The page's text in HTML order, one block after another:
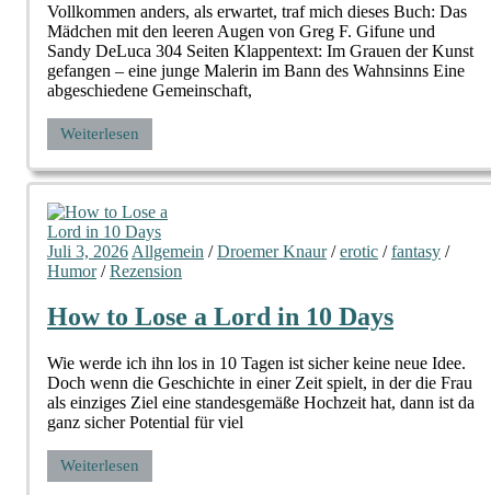
Vollkommen anders, als erwartet, traf mich dieses Buch: Das
Mädchen mit den leeren Augen von Greg F. Gifune und
Sandy DeLuca 304 Seiten Klappentext: Im Grauen der Kunst
gefangen – eine junge Malerin im Bann des Wahnsinns Eine
abgeschiedene Gemeinschaft,
Weiterlesen
Juli 3, 2026 Allgemein /Droemer Knaur/erotic /fantasy /
Humor/Rezension
How to Lose a Lord in 10 Days
Wie werde ich ihn los in 10 Tagen ist sicher keine neue Idee.
Doch wenn die Geschichte in einer Zeit spielt, in der die Frau
als einziges Ziel eine standesgemäße Hochzeit hat, dann ist da
ganz sicher Potential für viel
Weiterlesen